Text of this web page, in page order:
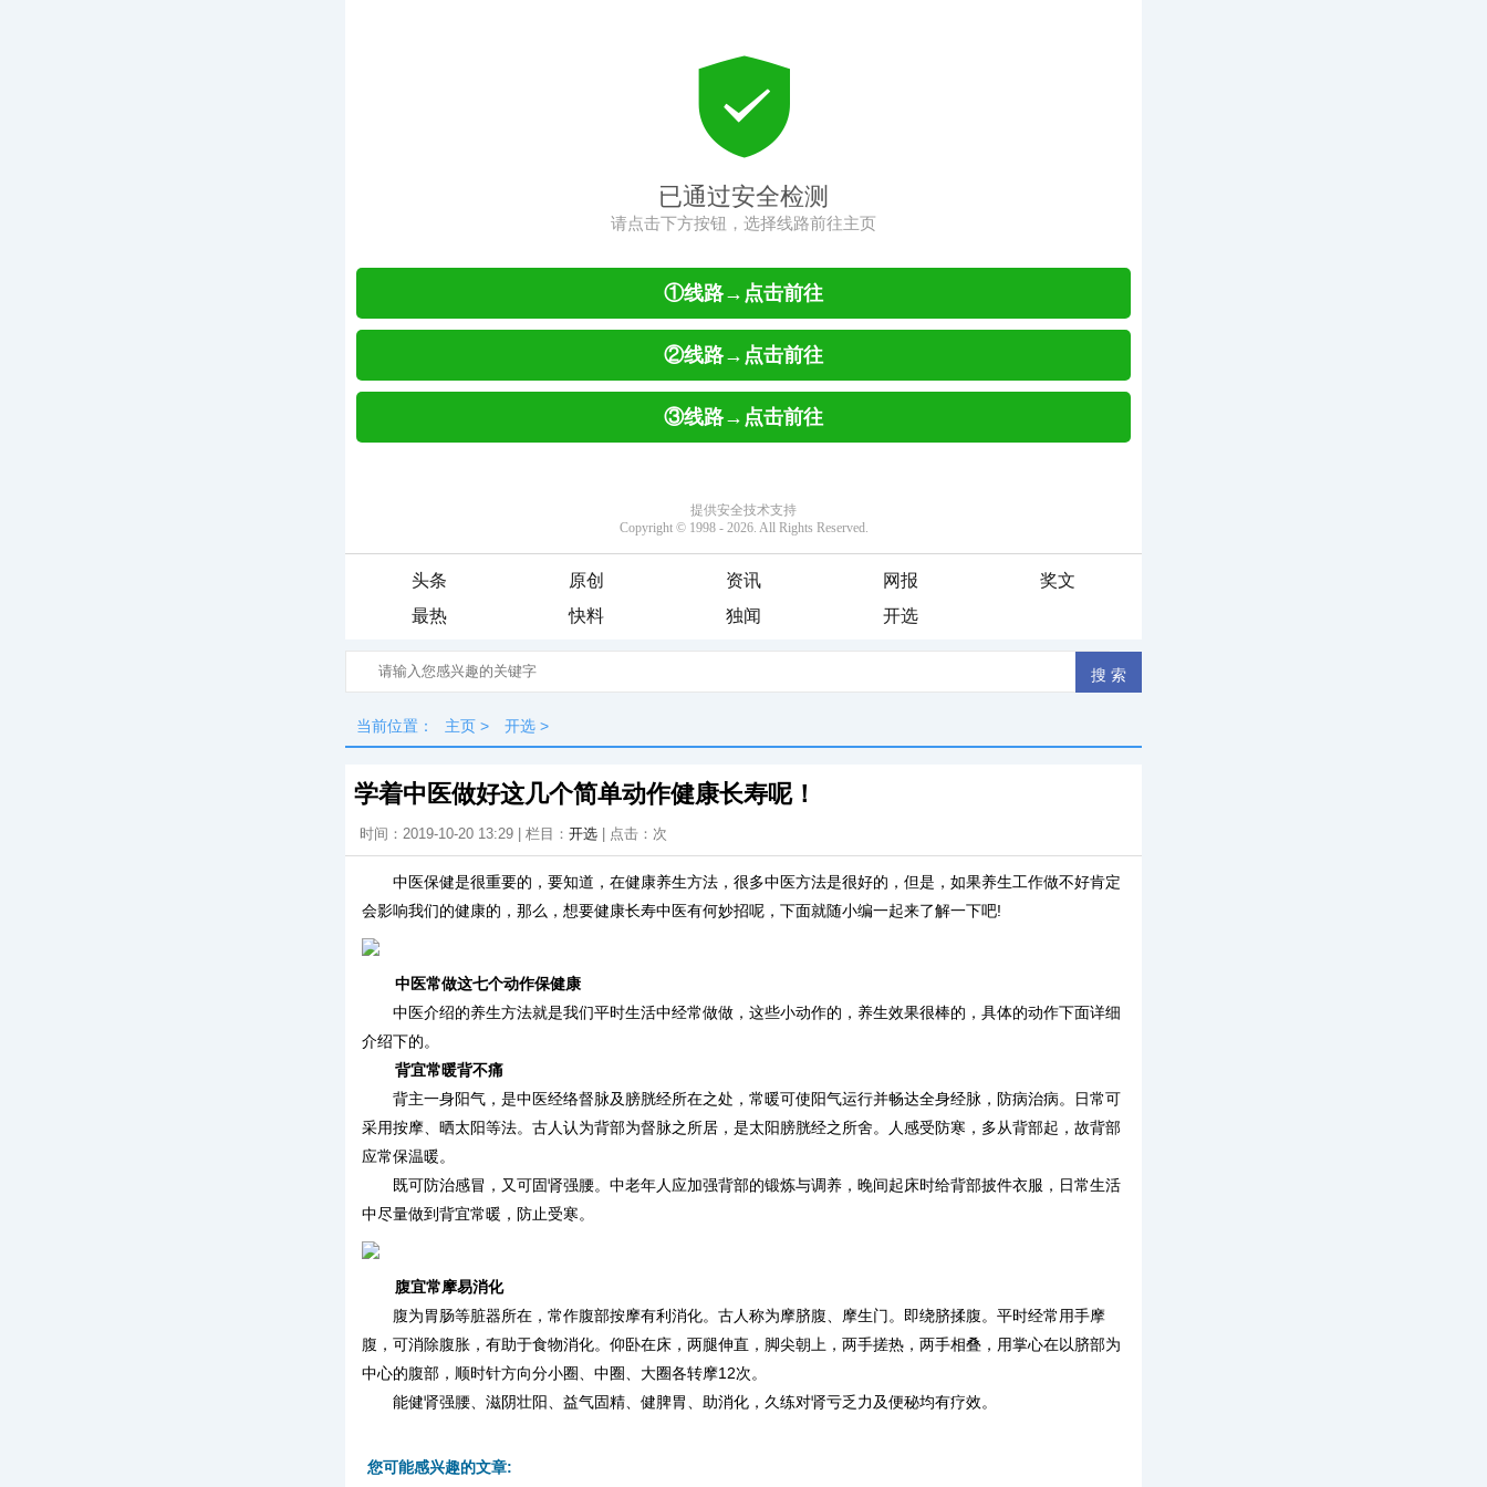
头条 原创 资讯 网报
奖文
最热
快料 独闻 开选
当前位置： 主页 > 开选 >
学着中医做好这几个简单动作健康长寿呢！
时间：2019-10-20 13:29 | 栏目： 开选 | 点击： 次
中医保健是很重要的，要知道，在健康养生方法，很多中医方法是很好的，但是，如果养生工作做不好肯定
会影响我们的健康的，那么，想要健康长寿中医有何妙招呢，下面就随小编一起来了解一下吧!
中医常做这七个动作保健康
中医介绍的养生方法就是我们平时生活中经常做做，这些小动作的，养生效果很棒的，具体的动作下面详细
介绍下的。
背宜常暖背不痛
背主一身阳气，是中医经络督脉及膀胱经所在之处，常暖可使阳气运行并畅达全身经脉，防病治病。日常可
采用按摩、晒太阳等法。古人认为背部为督脉之所居，是太阳膀胱经之所舍。人感受防寒，多从背部起，故背部
应常保温暖。
既可防治感冒，又可固肾强腰。中老年人应加强背部的锻炼与调养，晚间起床时给背部披件衣服，日常生活
中尽量做到背宜常暖，防止受寒。
腹宜常摩易消化
腹为胃肠等脏器所在，常作腹部按摩有利消化。古人称为摩脐腹、摩生门。即绕脐揉腹。平时经常用手摩
腹，可消除腹胀，有助于食物消化。仰卧在床，两腿伸直，脚尖朝上，两手搓热，两手相叠，用掌心在以脐部为
中心的腹部，顺时针方向分小圈、中圈、大圈各转摩12次。
能健肾强腰、滋阴壮阳、益气固精、健脾胃、助消化，久练对肾亏乏力及便秘均有疗效。
您可能感兴趣的文章: